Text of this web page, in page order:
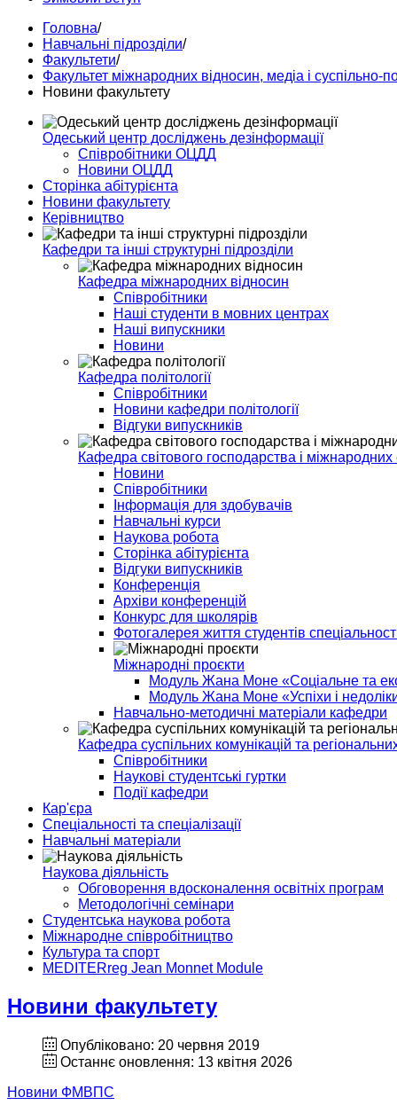
Головна/
Навчальні підрозділи/
Факультети/
Факультет міжнародних відносин, медіа і суспільно-
Новини факультету
Одеський центр досліджень дезінформації
Співробітники ОЦДД
Новини ОЦДД
Сторінка абітурієнта
Новини факультету
Керівництво
Кафедри та інші структурні підрозділи
Кафедра міжнародних відносин
Співробітники
Наші студенти в мовних центрах
Наші випускники
Новини
Кафедра політології
Співробітники
Новини кафедри політології
Відгуки випускників
Кафедра світового господарства і
Новини
Співробітники
Інформація для здобувачів
Навчальні курси
Наукова робота
Сторінка абітурієнта
Відгуки випускників
Конференція
Архіви конференцій
Конкурс для школярів
Фотогалерея життя студентів
Міжнародні проєкти
Модуль Жана Моне «Соціальне та
Модуль Жана Моне «Успіхи і
Навчально-методичні матеріали кафедри
Кафедра суспільних комунікацій та
Співробітники
Наукові студентські гуртки
Події кафедри
Кар'єра
Спеціальності та спеціалізації
Навчальні матеріали
Наукова діяльність
Обговорення вдосконалення освітніх програм
Методологічні семінари
Студентська наукова робота
Міжнародне співробітництво
Культура та спорт
MEDITERreg Jean Monnet Module
Новини факультету
Опубліковано: 20 червня 2019
Останнє оновлення: 13 квітня 2026
Новини ФМВПС